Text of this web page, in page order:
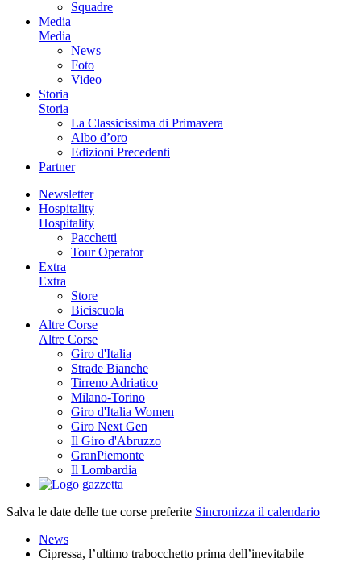
Squadre
Media
Media
News
Foto
Video
Storia
Storia
La Classicissima di Primavera
Albo d’oro
Edizioni Precedenti
Partner
Newsletter
Hospitality
Hospitality
Pacchetti
Tour Operator
Extra
Extra
Store
Biciscuola
Altre Corse
Altre Corse
Giro d'Italia
Strade Bianche
Tirreno Adriatico
Milano-Torino
Giro d'Italia Women
Giro Next Gen
Il Giro d'Abruzzo
GranPiemonte
Il Lombardia
Salva le date delle tue corse preferite Sincronizza il calendario
News
Cipressa, l’ultimo trabocchetto prima dell’inevitabile